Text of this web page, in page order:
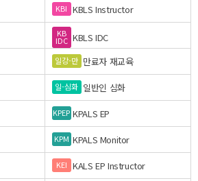
KBI KBLS Instructor
KB
IDC KBLS IDC
일강-만 만료자 재교육
일-심화 일반인 심화
KPEP KPALS EP
KPM KPALS Monitor
KEI KALS EP Instructor